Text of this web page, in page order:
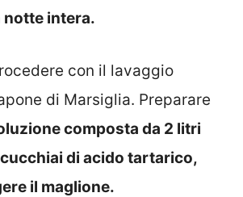
notte intera.
con il lavaggio
di Marsiglia. Preparare
composta da 2 litri
cucchiai di acido tartarico,
il maglione.